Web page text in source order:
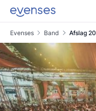
Evenses Band Afslag 20